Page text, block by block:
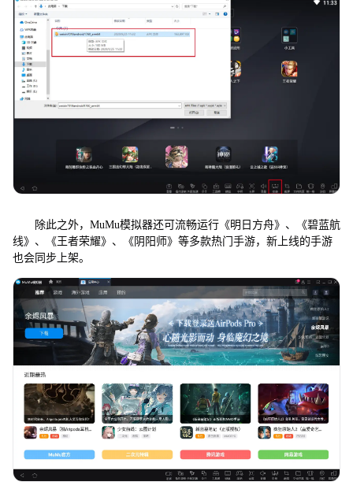
除此之外，MuMu模拟器还可流畅运行《明日方舟》、《碧蓝航
线》、《王者荣耀》、《阴阳师》等多款热门手游，新上线的手游
也会同步上架。